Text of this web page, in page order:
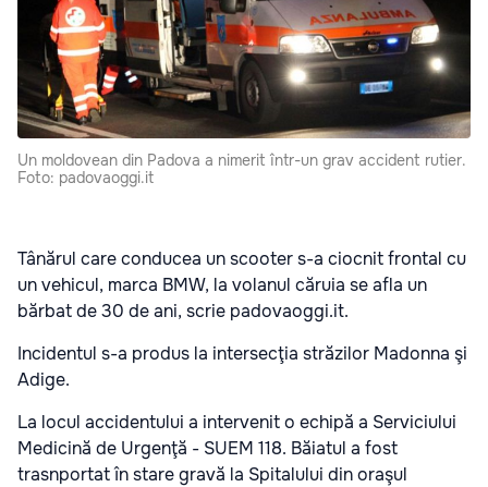
Un moldovean din Padova a nimerit într-un grav accident rutier.
Foto: padovaoggi.it
Tânărul care conducea un scooter s-a ciocnit frontal cu
un vehicul, marca BMW, la volanul căruia se afla un
bărbat de 30 de ani, scrie padovaoggi.it.
Incidentul s-a produs la intersecţia străzilor Madonna şi
Adige.
La locul accidentului a intervenit o echipă a Serviciului
Medicină de Urgenţă - SUEM 118. Băiatul a fost
trasnportat în stare gravă la Spitalului din oraşul